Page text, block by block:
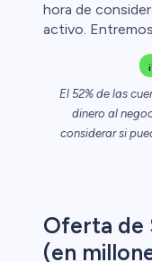
hora de
activo.
El 52% de las
dinero al
considerar si
Oferta de
(en